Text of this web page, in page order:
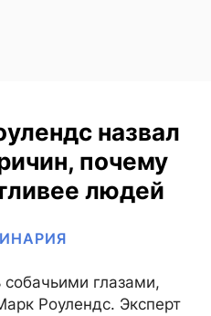
назвал
почему
людей
глазами,
Роулендс. Эксперт